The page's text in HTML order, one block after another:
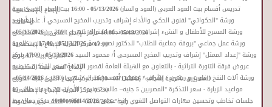
»
للإبداع بالإسكندرية
»
تدريس أقسام بيت العود العربي (العود والساز)05/13/2026 - 16:00
بيت العود العربى ببيت
الهراوى
»
«
ورشة "الحكواتي" لفنون الحكي والأداء إشراف وتدريب المخرج المسرحي أ. علي أبوزيد
05/13/2026 - 16:00
مركز الإبداع الفنى ببيت السحيمى
»
«
ورشة المسرح للأطفال و النشء إشراف / محمد نجله اشتراك شهري ) 300 ج (
05/13/2026 -
17:00مركز الحرية للإبداع بالإسكندرية
»
«
ورشة عمل جماعي "بروفة جماعية للطلاب" للدكتور نصير شمة05/13/2026 - 17:00
بيت العود
العربى ببيت الهراوى
»
«
ورشة "إعداد الممثل" إشراف وتدريب المخرج المسرحي أ/ محمود السيد05/13/2026 - 17:00
مركز
الإبداع الفنى ببيت السحيمى
»
«
عروض فرقة التنورة التراثية - بالتعاون مع الهيئة العامة لقصور الثقافة"سعر التذكرة 15جنيه
للمصريين- 90جنيه للأجانب"
05/13/2026 - 19:30
مركز الإبداع الفنى بقبة الغورى
»
«
ورشة آلات النفخ ( فلوت و ريكورد ) إشراف / إيفيلين أسعد إشتراك شهري (350ج )
05/14/2026 -
05:30مركز الحرية للإبداع بالإسكندرية
»
«
مواعيد الزيارة - سعر التذكرة "المصريين 5 جنيه– طالب 2 جنيه" "الأجانب 20 جنيه – طالب 10
جنيه"05/14/2026 - 09:00 متحف نجيب محفوظ
«
جلسات تخاطب وتحسين مهارات التواصل اللغوي راندا عدلى05/14/2026 - 10:00 مركز جمال عبد
«